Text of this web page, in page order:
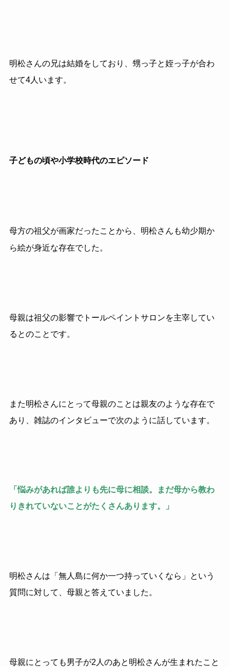
明松さんの兄は結婚をしており、甥っ子と姪っ子が合わ
せて4人います。
子どもの頃や小学校時代のエピソード
母方の祖父が画家だったことから、明松さんも幼少期か
ら絵が身近な存在でした。
母親は祖父の影響でトールペイントサロンを主宰してい
るとのことです。
また明松さんにとって母親のことは親友のような存在で
あり、雑誌のインタビューで次のように話しています。
「悩みがあれば誰よりも先に母に相談。まだ母から教わ
りきれていないことがたくさんあります。」
明松さんは「無人島に何か一つ持っていくなら」という
質問に対して、母親と答えていました。
母親にとっても男子が2人のあと明松さんが生まれたこと